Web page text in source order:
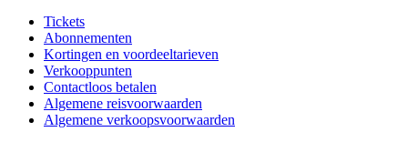
Tickets
Abonnementen
Kortingen en voordeeltarieven
Verkooppunten
Contactloos betalen
Algemene reisvoorwaarden
Algemene verkoopsvoorwaarden